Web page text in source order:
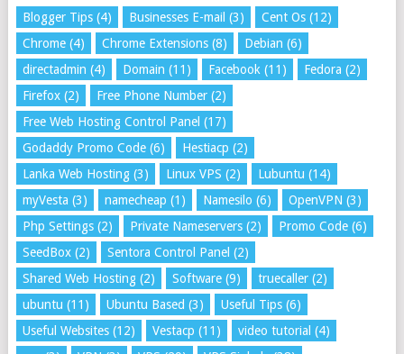
Blogger Tips(4) Businesses E-mail (3) Cent Os(12)
Chrome(4) Chrome Extensions(8) Debian (6)
directadmin (4) Domain (11) Facebook (11) Fedora (2)
Firefox(2) Free Phone Number(2)
Free Web Hosting Control Panel (17)
Godaddy Promo Code(6) Hestiacp (2)
Lanka Web Hosting(3) Linux VPS (2) Lubuntu (14)
myVesta (3) namecheap (1) Namesilo (6) OpenVPN (3)
Php Settings(2) Private Nameservers(2) Promo Code(6)
SeedBox(2) Sentora Control Panel (2)
Shared Web Hosting(2) Software(9) truecaller(2)
ubuntu (11) Ubuntu Based (3) Useful Tips(6)
Useful Websites(12) Vestacp (11) video tutorial (4)